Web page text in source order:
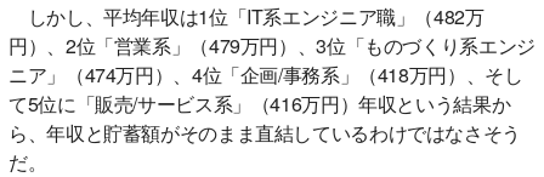
しかし、平均年収は1位「IT系エンジニア職」（482万
円）、2位「営業系」（479万円）、3位「ものづくり系エンジ
ニア」（474万円）、4位「企画/事務系」（418万円）、そし
て5位に「販売/サービス系」（416万円）年収という結果か
ら、年収と貯蓄額がそのまま直結しているわけではなさそう
だ。